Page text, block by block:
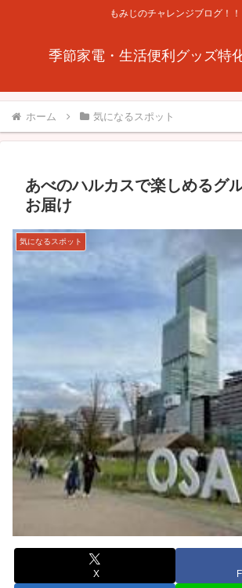
もみじのチャレンジブログ！！
季節家電・生活便利グッズ特
ホーム 気になるスポット
あべのハルカスで楽しめるグ
お届け
気になるスポット
X